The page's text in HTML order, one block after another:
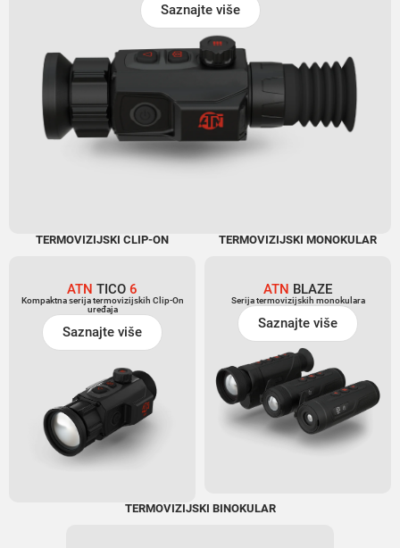
Saznajte više
TERMOVIZIJSKI CLIP-ON
ATN TICO 6
Kompaktna serija termovizijskih Clip-On
uređaja
Saznajte više
TERMOVIZIJSKI MONOKULAR
ATN BLAZE
Serija termovizijskih monokulara
Saznajte više
TERMOVIZIJSKI BINOKULAR